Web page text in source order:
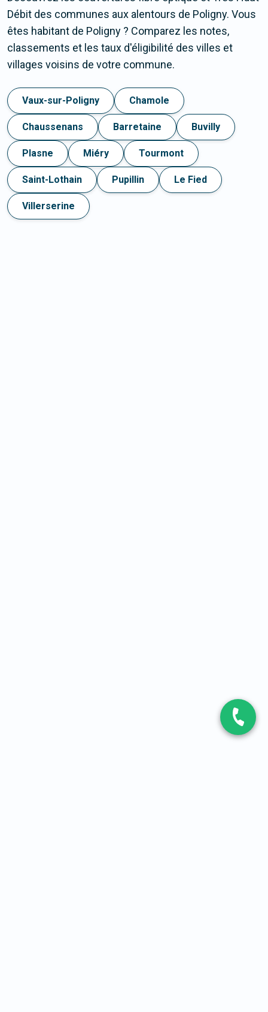
Débit des communes aux alentours de Poligny. Vous
êtes habitant de Poligny ? Comparez les notes,
classements et les taux d'éligibilité des villes et
villages voisins de votre commune.
Vaux-sur-Poligny Chamole
Chaussenans Barretaine Buvilly
Plasne Miéry Tourmont
Saint-Lothain Pupillin Le Fied
Villerserine